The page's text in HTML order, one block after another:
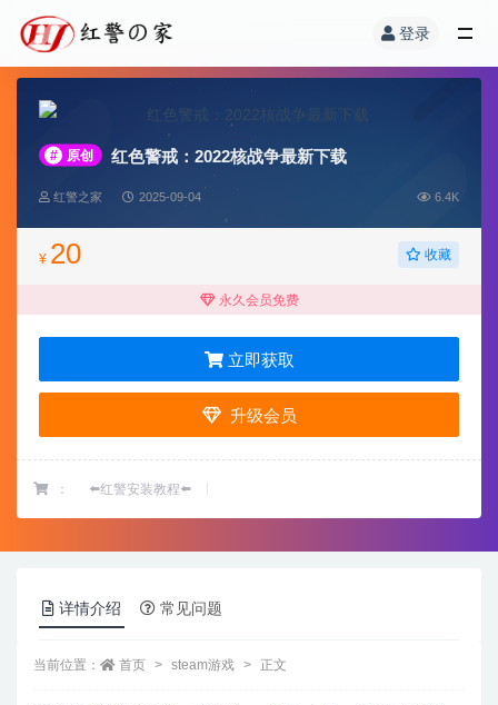
登录
# 原创 红色警戒：2022核战争最新下载
红警之家 2025-09-04 6.4K
¥ 20 收藏
永久会员免费
立即获取
升级会员
： ⬅️红警安装教程⬅️
详情介绍 常见问题
当前位置： 首页 steam游戏 正文